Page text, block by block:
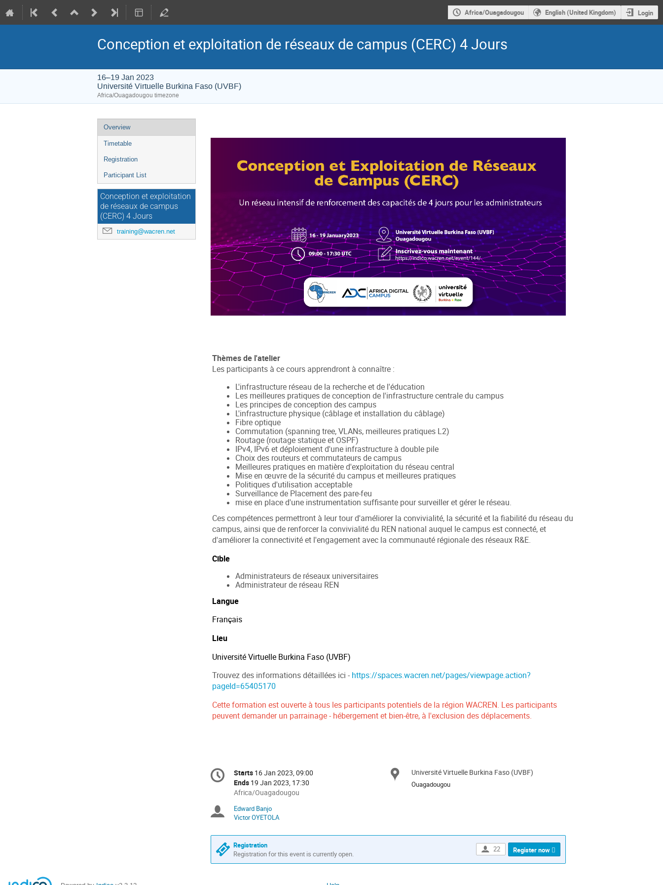
Africa/Ouagadougou English (United Kingdom) Login
Conception et exploitation de réseaux de campus (CERC) 4 Jours
16–19 Jan 2023
Université Virtuelle Burkina Faso (UVBF)
Africa/Ouagadougou timezone
Event
menu
Overview
Timetable
Registration
Participant List
Conception et exploitation
de réseaux de campus
(CERC) 4 Jours
training@wacren.net
Thèmes de l'atelier
Les participants à ce cours apprendront à connaître :
L'infrastructure réseau de la recherche et de l'éducation
Les meilleures pratiques de conception de l'infrastructure centrale du campus
Les principes de conception des campus
L'infrastructure physique (câblage et installation du câblage)
Fibre optique
Commutation (spanning tree, VLANs, meilleures pratiques L2)
Routage (routage statique et OSPF)
IPv4, IPv6 et déploiement d'une infrastructure à double pile
Choix des routeurs et commutateurs de campus
Meilleures pratiques en matière d'exploitation du réseau central
Mise en œuvre de la sécurité du campus et meilleures pratiques
Politiques d'utilisation acceptable
Surveillance de Placement des pare-feu
mise en place d'une instrumentation suffisante pour surveiller et gérer le réseau.
Ces compétences permettront à leur tour d'améliorer la convivialité, la sécurité et la fiabilité du réseau du
campus, ainsi que de renforcer la convivialité du REN national auquel le campus est connecté, et
d'améliorer la connectivité et l'engagement avec la communauté régionale des réseaux R&E.
Cible
Administrateurs de réseaux universitaires
Administrateur de réseau REN
Langue
Français
Lieu
Université Virtuelle Burkina Faso (UVBF)
Trouvez des informations détaillées ici - https://spaces.wacren.net/pages/viewpage.action?
pageId=65405170
Cette formation est ouverte à tous les participants potentiels de la région WACREN. Les participants
peuvent demander un parrainage - hébergement et bien-être, à l'exclusion des déplacements.
Conference
information
Date/Time
Starts 16 Jan 2023, 09:00
Ends 19 Jan 2023, 17:30
All
are
in
Africa/Ouagadougou
Location
Université Virtuelle Burkina Faso (UVBF)
Ouagadougou
Chairpersons
Edward Banjo
Victor OYETOLA
Registration
Registration for this event is currently open.
22 Register now